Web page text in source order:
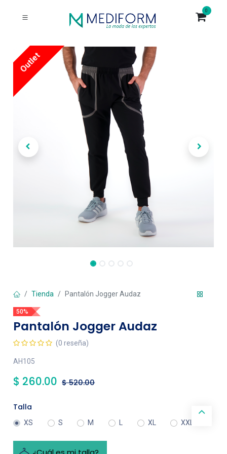
0
Outlet
Tienda Pantalón Jogger Audaz
50%
Pantalón Jogger Audaz
(0 reseña)
AH105
$ 260.00 $520.00
Talla
XS S M XL XXL